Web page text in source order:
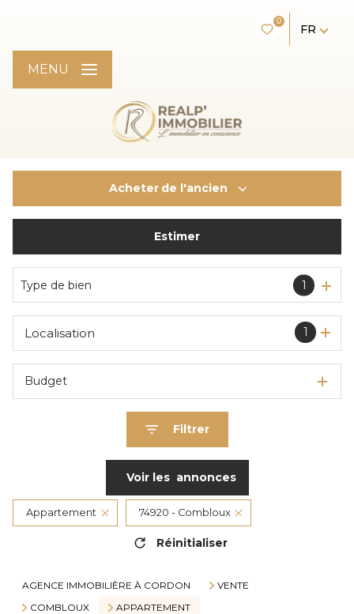
0
FR
MENU
Acheter de l'ancien
Estimer
Type de bien 1
1
Localisation
Budget
Filtrer
Voir les annonces
Appartement 74920 - Combloux
Réinitialiser
AGENCE IMMOBILIÈRE À CORDON
VENTE
COMBLOUX
APPARTEMENT